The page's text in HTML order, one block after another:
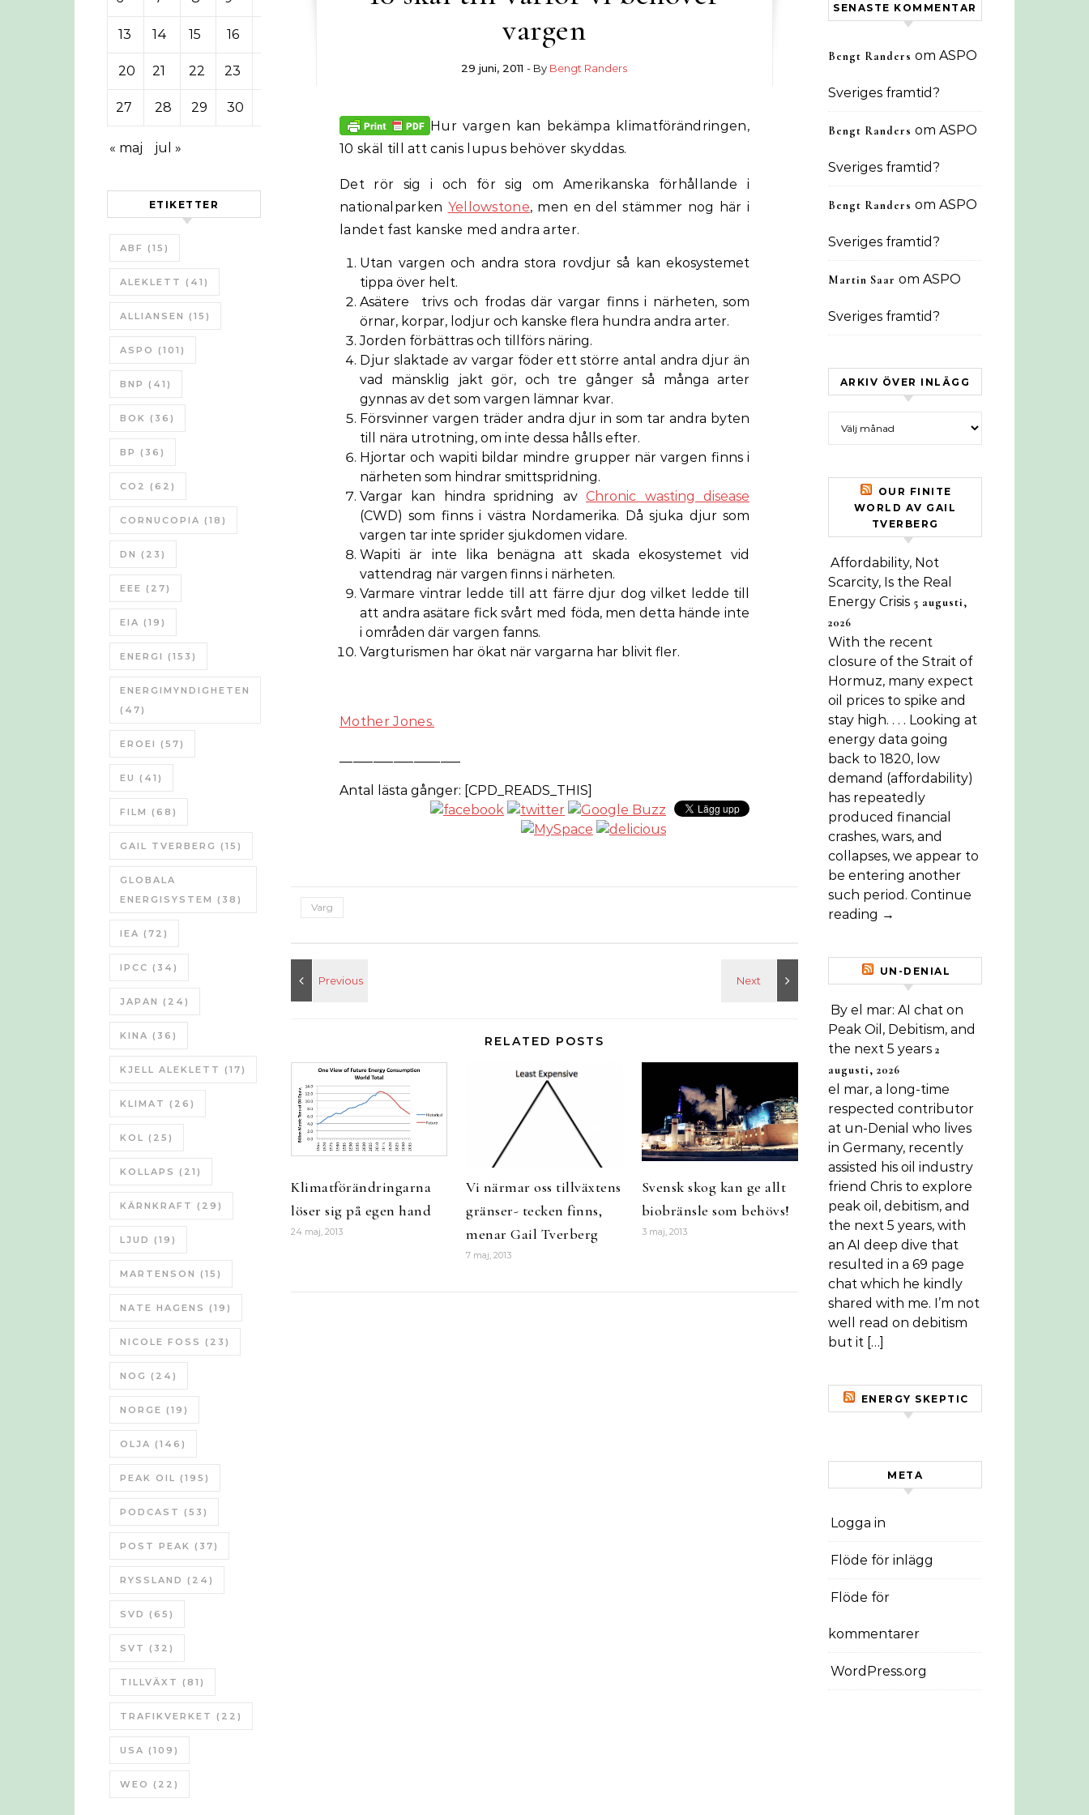
13 14 15 16
20 21 22 23
27 28 29 30
« maj jul »
ETIKETTER
ABF (15)
ALEKLETT (41)
ALLIANSEN (15)
ASPO (101)
BNP (41)
BOK (36)
BP (36)
CO2 (62)
CORNUCOPIA (18)
DN (23)
EEE (27)
EIA (19)
ENERGI (153)
ENERGIMYNDIGHETEN
(47)
EROEI (57)
EU (41)
FILM (68)
GAIL TVERBERG (15)
GLOBALA
ENERGISYSTEM (38)
IEA (72)
IPCC (34)
JAPAN (24)
KINA (36)
KJELL ALEKLETT (17)
KLIMAT (26)
KOL (25)
KOLLAPS (21)
KÄRNKRAFT (29)
LJUD (19)
MARTENSON (15)
NATE HAGENS (19)
NICOLE FOSS (23)
NOG (24)
NORGE (19)
OLJA (146)
PEAK OIL (195)
PODCAST (53)
POST PEAK (37)
RYSSLAND (24)
SVD (65)
SVT (32)
TILLVÄXT (81)
TRAFIKVERKET (22)
USA (109)
WEO (22)
vargen
29 juni, 2011 - By Bengt Randers
Hur vargen kan bekämpa klimatförändringen,
10 skäl till att canis lupus behöver skyddas.
Det rör sig i och för sig om Amerikanska förhållande i
nationalparken Yellowstone, men en del stämmer nog här i
landet fast kanske med andra arter.
Utan vargen och andra stora rovdjur så kan ekosystemet
tippa över helt.
Asätere trivs och frodas där vargar finns i närheten, som
örnar, korpar, lodjur och kanske flera hundra andra arter.
Jorden förbättras och tillförs näring.
Djur slaktade av vargar föder ett större antal andra djur än
vad mänsklig jakt gör, och tre gånger så många arter
gynnas av det som vargen lämnar kvar.
Försvinner vargen träder andra djur in som tar andra byten
till nära utrotning, om inte dessa hålls efter.
Hjortar och wapiti bildar mindre grupper när vargen finns i
närheten som hindrar smittspridning.
Vargar kan hindra spridning avChronic wasting disease
(CWD) som finns i västra Nordamerika. Då sjuka djur som
vargen tar inte sprider sjukdomen vidare.
Wapiti är inte lika benägna att skada ekosystemet vid
vattendrag när vargen finns i närheten.
Varmare vintrar ledde till att färre djur dog vilket ledde till
att andra asätare fick svårt med föda, men detta hände inte
i områden där vargen fanns.
Vargturismen har ökat när vargarna har blivit fler.
Mother Jones.
Antal lästa gånger: [CPD_READS_THIS]
Varg
RELATED POSTS
Klimatförändringarna
löser sig på egen hand
24 maj, 2013
Vi närmar oss tillväxtens
gränser- tecken finns,
menar Gail Tverberg
7 maj, 2013
Svensk skog kan ge allt
biobränsle som behövs!
3 maj, 2013
SENASTE KOMMENTAR
Bengt Randers om ASPO
Sveriges framtid?
Bengt Randers om ASPO
Sveriges framtid?
Bengt Randers om ASPO
Sveriges framtid?
Martin Saar om ASPO
Sveriges framtid?
ARKIV ÖVER INLÄGG
OUR FINITE
WORLD AV GAIL
TVERBERG
Affordability, Not
Scarcity, Is the Real
Energy Crisis 5 augusti,
2026
With the recent
closure of the Strait of
Hormuz, many expect
oil prices to spike and
stay high. . . . Looking at
energy data going
back to 1820, low
demand (affordability)
has repeatedly
produced financial
crashes, wars, and
collapses, we appear to
be entering another
such period. Continue
reading →
UN-DENIAL
By el mar: AI chat on
Peak Oil, Debitism, and
the next 5 years 2
augusti, 2026
el mar, a long-time
respected contributor
at un-Denial who lives
in Germany, recently
assisted his oil industry
friend Chris to explore
peak oil, debitism, and
the next 5 years, with
an AI deep dive that
resulted in a 69 page
chat which he kindly
shared with me. I’m not
well read on debitism
but it […]
ENERGY SKEPTIC
META
Logga in
Flöde för inlägg
Flöde för
kommentarer
WordPress.org